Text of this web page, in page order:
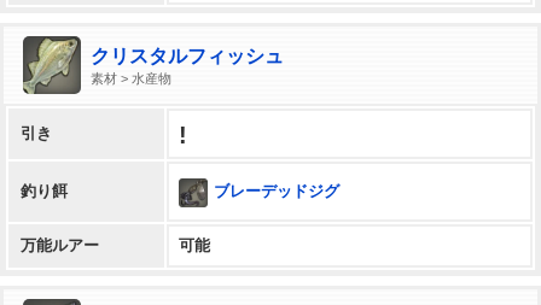
クリスタルフィッシュ
素材 > 水産物
引き !
釣り餌 ブレーデッドジグ
万能ルアー 可能